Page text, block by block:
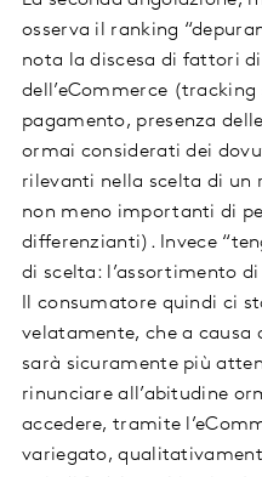
osserva il ranking
nota la discesa di fattori
dell’eCommerce
pagamento, presenza
ormai considerati dei
rilevanti nella scelta di un
non meno importanti di
differenzianti). Invece
di scelta: l’assortimento
Il consumatore quindi ci
velatamente, che a causa
sarà sicuramente più
rinunciare all’abitudine
accedere, tramite
variegato,